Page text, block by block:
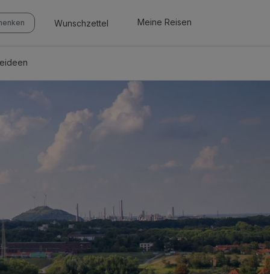
Wunschzettel Meine Reisen